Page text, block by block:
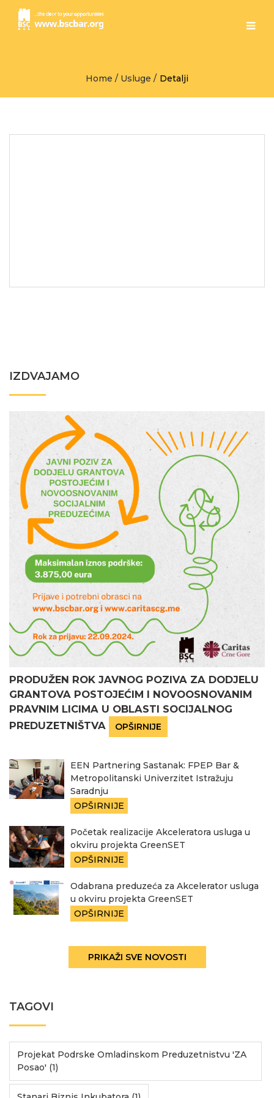
Home / Usluge / Detalji
IZDVAJAMO
PRODUŽEN ROK JAVNOG POZIVA ZA DODJELU
GRANTOVA POSTOJEĆIM I NOVOOSNOVANIM
PRAVNIM LICIMA U OBLASTI SOCIJALNOG
PREDUZETNIŠTVA
OPŠIRNIJE
EEN Partnering Sastanak: FPEP Bar &
Metropolitanski Univerzitet Istražuju
Saradnju
OPŠIRNIJE
Početak realizacije Akceleratora usluga u
okviru projekta GreenSET
OPŠIRNIJE
Odabrana preduzeća za Akcelerator usluga
u okviru projekta GreenSET
OPŠIRNIJE
PRIKAŽI SVE NOVOSTI
TAGOVI
Projekat Podrske Omladinskom Preduzetnistvu 'ZA
Posao' (1)